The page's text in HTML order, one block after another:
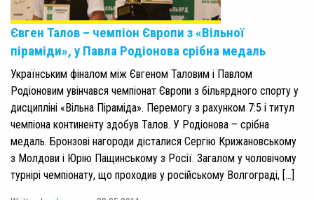
Євген Талов – чемпіон Європи з «Вільної
піраміди», у Павла Родіонова срібна медаль
Українським фіналом між Євгеном Таловим і Павлом
Родіоновим увінчався чемпіонат Європи з більярдного спорту у
дисципліні «Вільна Піраміда». Перемогу з рахунком 7:5 і титул
чемпіона континенту здобув Талов. У Родіонова – срібна
медаль. Бронзові нагороди дісталися Сергію Крижановському
з Молдови і Юрію Пащинському з Росії. Загалом у чоловічому
турнірі чемпіонату, що проходив у російському Волгограді, […]